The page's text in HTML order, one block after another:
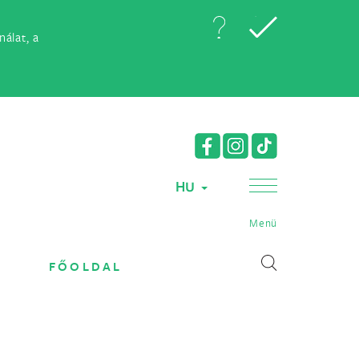
a
HU
Menü
FŐOLDAL